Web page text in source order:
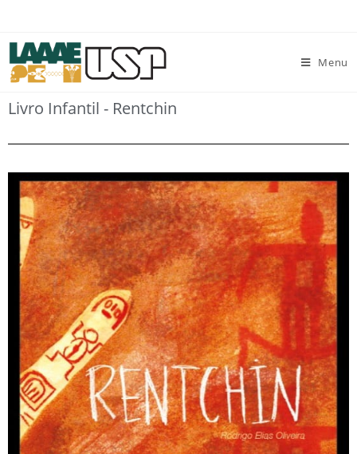
Menu
Livro Infantil - Rentchin